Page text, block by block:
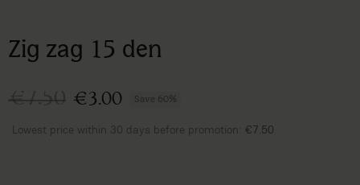
Zig zag 15 den
€7.50 €3.00 Save 60%
Lowest price within 30 days before promotion: €7.50